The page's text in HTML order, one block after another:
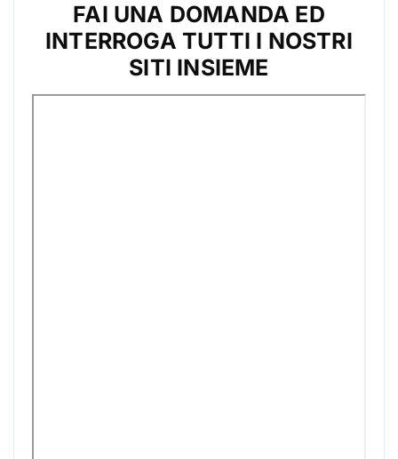
FAI UNA DOMANDA ED
INTERROGA TUTTI I NOSTRI
SITI INSIEME